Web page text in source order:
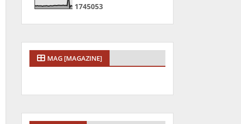
1745053
MAG [MAGAZINE]